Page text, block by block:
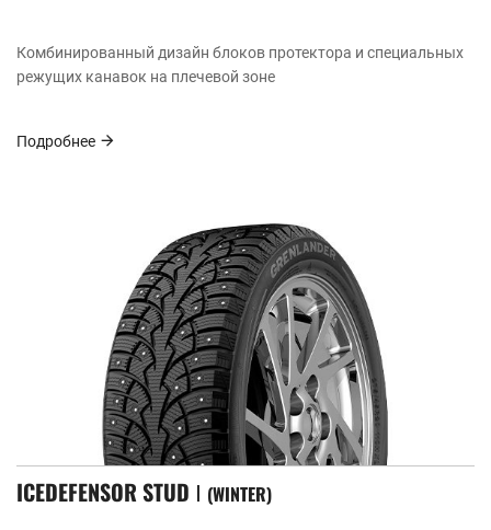
Комбинированный дизайн блоков протектора и специальных
режущих канавок на плечевой зоне
Подробнее
ICEDEFENSOR STUD Ⅰ WINTER